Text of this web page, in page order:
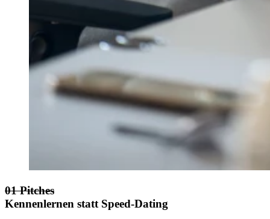
01 Pitches
Kennenlernen statt Speed-Dating